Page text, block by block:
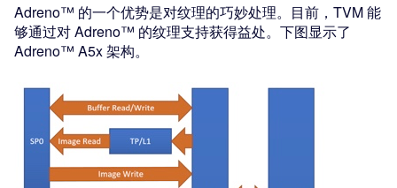
Adreno™ 的一个优势是对纹理的巧妙处理。目前，TVM 能
够通过对 Adreno™ 的纹理支持获得益处。下图显示了
Adreno™ A5x 架构。